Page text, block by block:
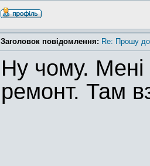
Заголовок повідомлення: Re: Прошу
Ну чому.
ремонт. Там